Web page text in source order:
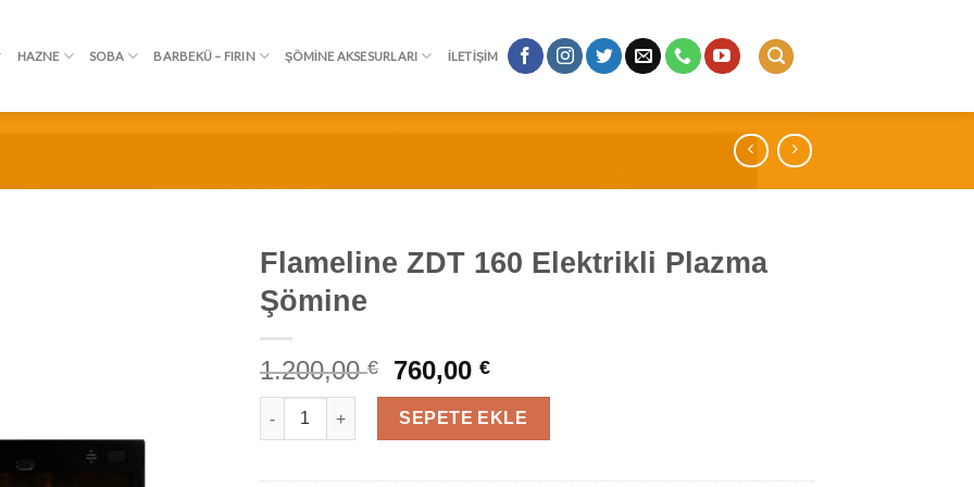
HAZNE SOBA BARBEKÜ – FIRIN ŞÖMINE AKSESURLARI İLETIŞIM
Flameline ZDT 160 Elektrikli Plazma
Şömine
1.200,00€ 760,00€
Flameline ZDT 160 Elektrikli Plazma Şömine adet
SEPETE EKLE